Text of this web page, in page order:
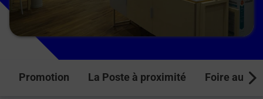
Promotion La Poste à proximité Foire aux